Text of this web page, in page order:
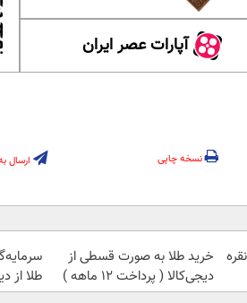
آپارات عصر ایران
نسخه چاپی ارسال
خرید طلا به صورت قسطی از
دیجی‌کالا ( پرداخت 12 ماهه )
طلا از